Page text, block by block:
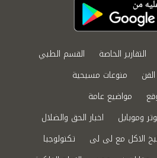
التقارير الخاصة
القسم الطبي
منوعات مسيحية
مواضيع عامة
وموبايل
اخبار الحق والضلال
الاكل مع لى لى
تكنولوجيا